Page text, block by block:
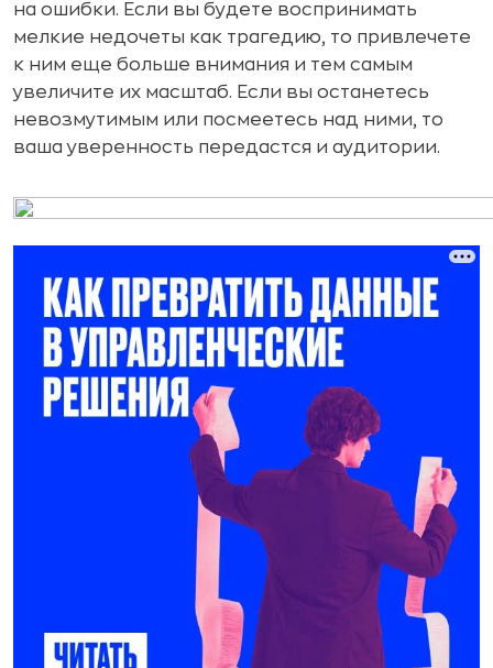
на ошибки. Если вы будете воспринимать
мелкие недочеты как трагедию, то привлечете
к ним еще больше внимания и тем самым
увеличите их масштаб. Если вы останетесь
невозмутимым или посмеетесь над ними, то
ваша уверенность передастся и аудитории.